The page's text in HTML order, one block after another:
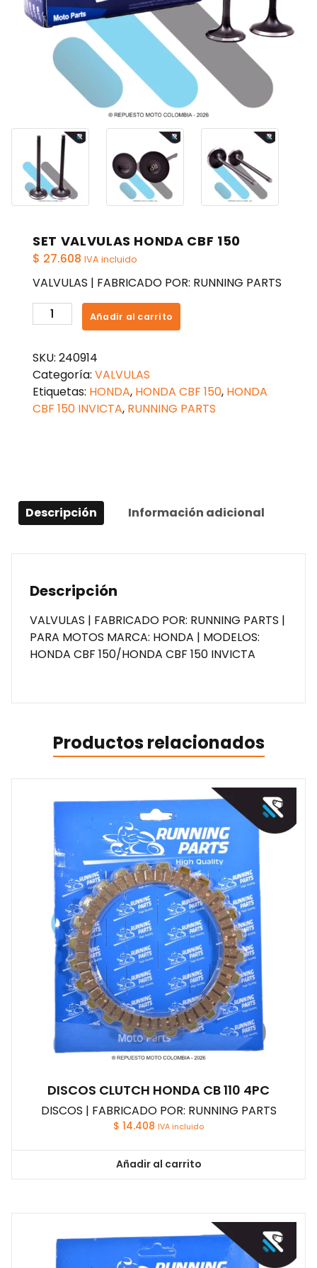
SET VALVULAS HONDA CBF 150
$ 27.608 IVA incluido
VALVULAS | FABRICADO POR: RUNNING PARTS
SET
VALVULAS
CBF
150
cantidad
Añadir al carrito
SKU: 240914
Categoría: VALVULAS
Etiquetas: HONDA, HONDA CBF 150, HONDA
CBF 150 INVICTA, RUNNING PARTS
Descripción Información adicional
Descripción
VALVULAS | FABRICADO POR: RUNNING PARTS |
PARA MOTOS MARCA: HONDA | MODELOS:
HONDA CBF 150/HONDA CBF 150 INVICTA
Productos relacionados
DISCOS CLUTCH HONDA CB 110 4PC
DISCOS | FABRICADO POR: RUNNING PARTS
$ 14.408 IVA incluido
Añadir al carrito